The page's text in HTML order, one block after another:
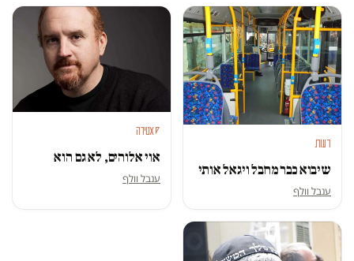
דעות
שיבוא כבר מחבל ויגאל אותי
ענבל וולף
סאטירה
אוי אלוהים, לא גם הוא
ענבל וולף